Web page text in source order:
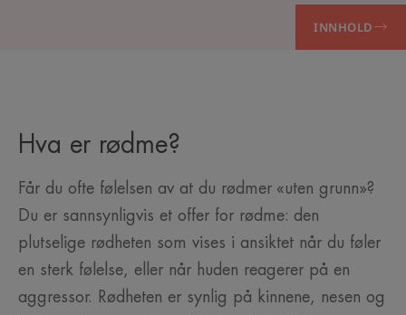
INNHOLD
Hva er rødme?
Får du ofte følelsen av at du rødmer «uten grunn»?
Du er sannsynligvis et offer for rødme: den
plutselige rødheten som vises i ansiktet når du føler
en sterk følelse, eller når huden reagerer på en
aggressor. Rødheten er synlig på kinnene, nesen og